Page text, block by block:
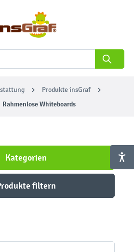
Produkte insGraf
Rahmenlose Whiteboards
Kategorien
filtern